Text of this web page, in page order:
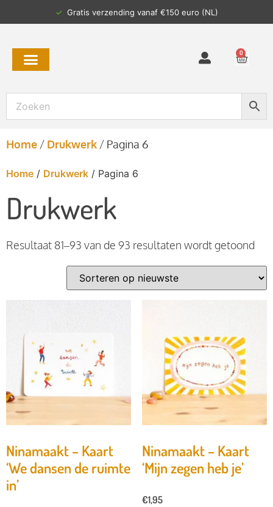
✓ Gratis verzending vanaf €150 euro (NL)
0
Home / Drukwerk / Pagina 6
Home / Drukwerk / Pagina 6
Drukwerk
Resultaat 81–93 van de 93 resultaten wordt getoond
Ninamaakt – Kaart
‘We dansen de ruimte
in’
Ninamaakt – Kaart
‘Mijn zegen heb je’
€1,95